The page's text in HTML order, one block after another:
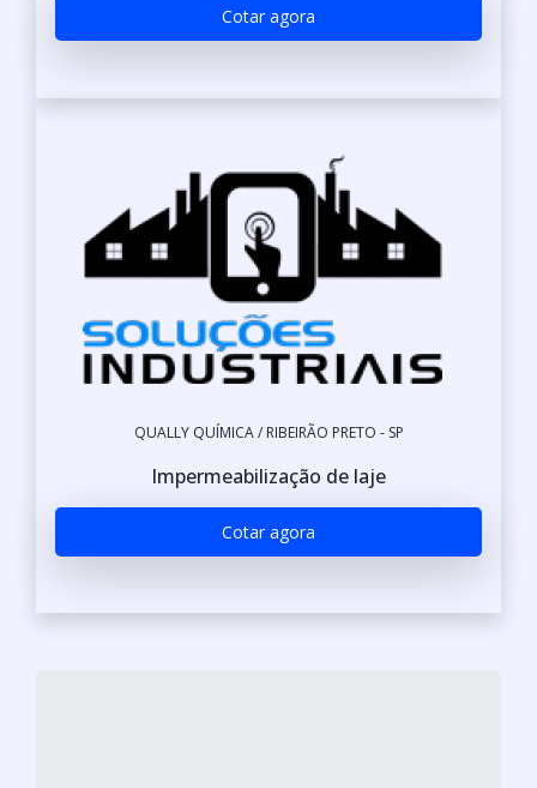
Cotar agora
QUALLY QUÍMICA / RIBEIRÃO PRETO - SP
Impermeabilização de laje
Cotar agora